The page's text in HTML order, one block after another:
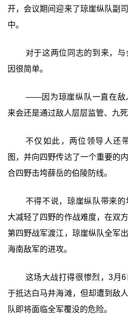
开，会议期间迎来了琼崖纵队副
中。
对于这两位同志的到来，
因很简单。
——因为琼崖纵队一直在敌
来会还是通过敌人层层监管、九死
不仅如此，两位领导人还
图，并向四野传达了一个重要的
合四野击垮薛岳的伯陵防线。
不得不说，琼崖纵队带来
大减轻了四野的作战难度，在双
第四野战军渡江，琼崖纵队全军
海南敌军的进攻。
这场大战打得很惨烈，3月
于抵达白马井海滩，但却遭到敌
队即将面临全军覆没的危险。